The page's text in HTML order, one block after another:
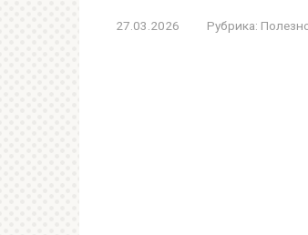
27.03.2026 Рубрика: